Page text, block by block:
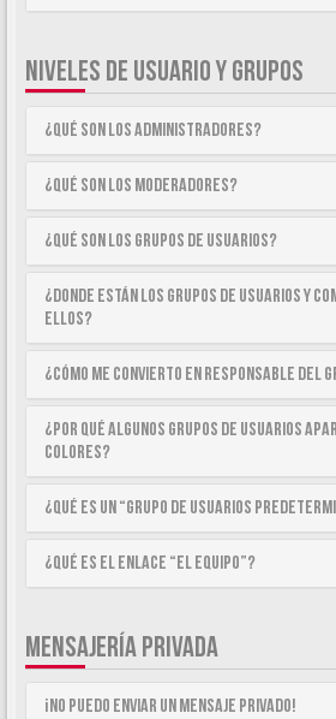
NIVELES DE USUARIO Y GRUPOS
¿Qué son los Administradores?
¿Qué son los Moderadores?
¿Qué son los Grupos de Usuarios?
¿Donde están los Grupos de Usuarios y
ellos?
¿Cómo me convierto en Responsable del
¿Por qué algunos Grupos de Usuarios
colores?
¿Qué es un “Grupo de Usuarios
¿Qué es el enlace “El equipo”?
MENSAJERÍA PRIVADA
¡No puedo enviar un mensaje privado!